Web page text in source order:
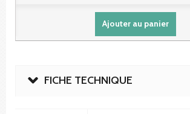
Ajouter au panier
FICHE TECHNIQUE